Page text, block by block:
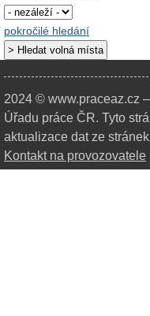
pokročilé hledání
2024 © www.praceaz.cz
Úřadu práce ČR. Tyto
aktualizace dat ze
Kontakt na provozovatele